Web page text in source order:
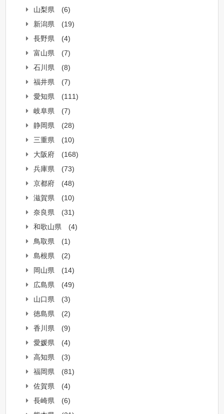
山梨県
(6)
新潟県
(19)
長野県
(4)
富山県
(7)
石川県
(8)
福井県
(7)
愛知県
(111)
岐阜県
(7)
静岡県
(28)
三重県
(10)
大阪府
(168)
兵庫県
(73)
京都府
(48)
滋賀県
(10)
奈良県
(31)
和歌山県
(4)
鳥取県
(1)
島根県
(2)
岡山県
(14)
広島県
(49)
山口県
(3)
徳島県
(2)
香川県
(9)
愛媛県
(4)
高知県
(3)
福岡県
(81)
佐賀県
(4)
長崎県
(6)